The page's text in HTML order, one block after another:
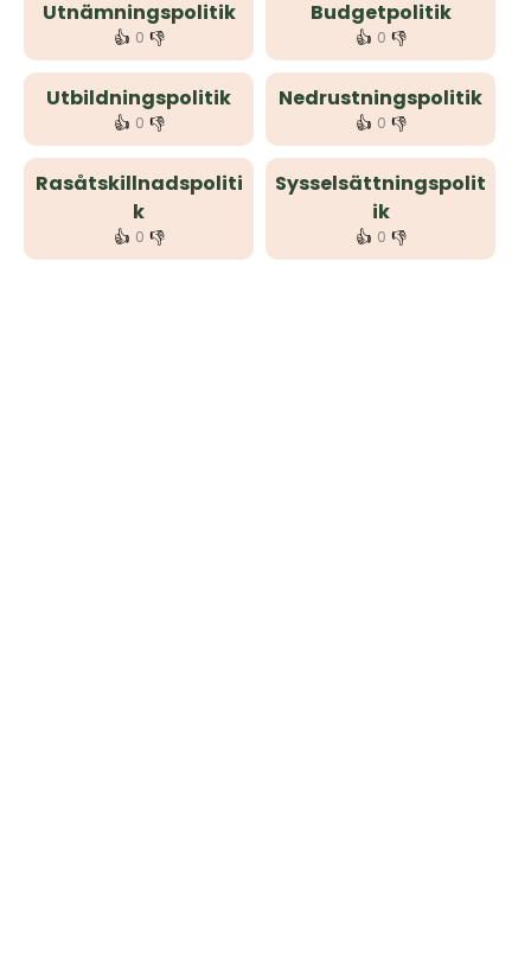
Utnämningspolitik
👍 0 👎
Budgetpolitik
👍 0 👎
Utbildningspolitik
👍 0 👎
Nedrustningspolitik
👍 0 👎
Rasåtskillnadspoliti
k
👍 0 👎
Sysselsättningspolit
ik
👍 0 👎